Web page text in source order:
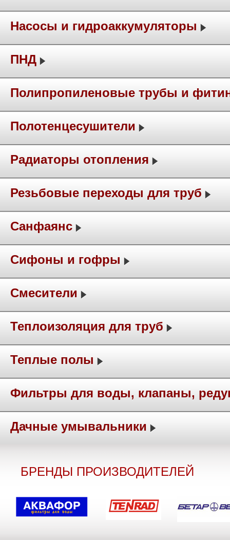
Насосы и гидроаккумуляторы
ПНД
Полипропиленовые трубы и
Полотенцесушители
Радиаторы отопления
Резьбовые переходы для труб
Санфаянс
Сифоны и гофры
Смесители
Теплоизоляция для труб
Теплые полы
Фильтры для воды, клапаны,
Дачные умывальники
БРЕНДЫ ПРОИЗВОДИТЕЛЕЙ